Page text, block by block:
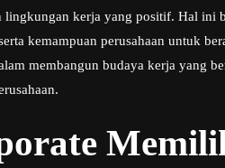
kerja yang positif. Hal ini
kemampuan perusahaan untuk
membangun budaya kerja yang